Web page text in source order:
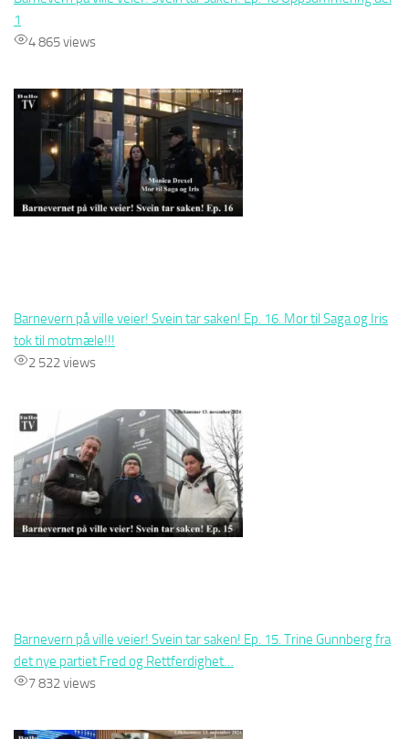
1
4 865 views
Barnevern på ville veier! Svein tar saken! Ep. 16. Mor til Saga og Iris
tok til motmæle!!!
2 522 views
Barnevern på ville veier! Svein tar saken! Ep. 15. Trine Gunnberg fra
det nye partiet Fred og Rettferdighet…
7 832 views